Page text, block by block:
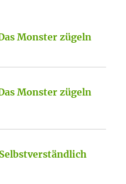
Monster zügeln
Monster zügeln
Selbstverständlich